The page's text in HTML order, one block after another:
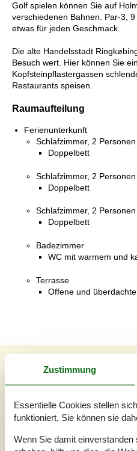
Golf spielen können Sie auf
verschiedenen Bahnen. Par-3,
etwas für jeden Geschmack.
Die alte Handelsstadt
Besuch wert. Hier können Sie
Kopfsteinpflastergassen
Restaurants speisen.
Raumaufteilung
Ferienunterkunft
Schlafzimmer, 2 Personen
Doppelbett
Schlafzimmer, 2 Personen
Doppelbett
Schlafzimmer, 2 Personen
Doppelbett
Badezimmer
WC mit warmem und
Terrasse
Offene und
2,7
Zustimmung
Essentielle Cookies stellen
funktioniert, Sie können sie
Wenn Sie damit